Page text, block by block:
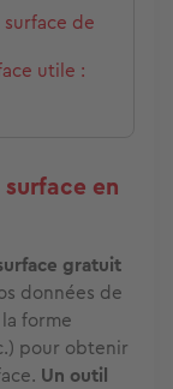
de
utile :
en
gratuit
données de
forme
pour obtenir
Un outil